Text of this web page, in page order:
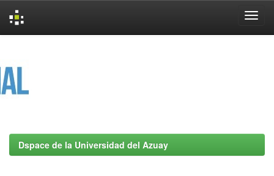
Dspace de la Universidad del Azuay